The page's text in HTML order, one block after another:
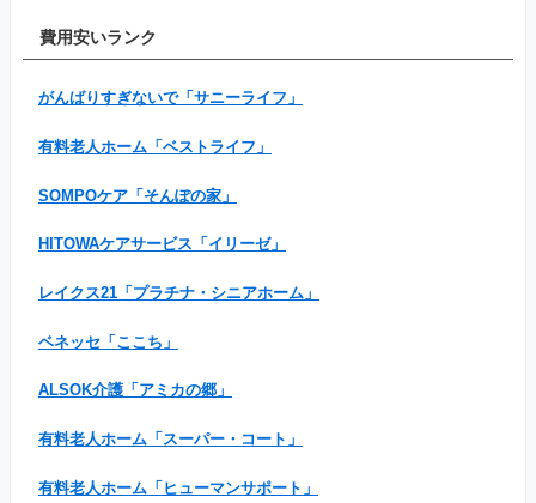
費用安いランク
がんばりすぎないで「サニーライフ」
有料老人ホーム「ベストライフ」
SOMPOケア「そんぽの家」
HITOWAケアサービス「イリーゼ」
レイクス21「プラチナ・シニアホーム」
ベネッセ「ここち」
ALSOK介護「アミカの郷」
有料老人ホーム「スーパー・コート」
有料老人ホーム「ヒューマンサポート」